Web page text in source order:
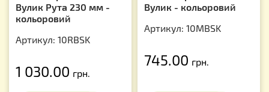
Вулик Рута 230 мм -
кольоровий
Артикул: 10RBSK
1 030.00 грн.
Вулик - кольоровий
Артикул: 10MBSK
745.00 грн.